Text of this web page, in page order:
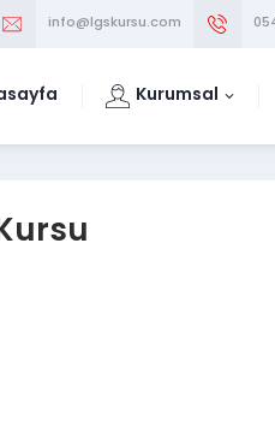
info@lgskursu.com
Kurumsal